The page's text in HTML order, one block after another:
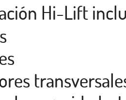
Hi-Lift